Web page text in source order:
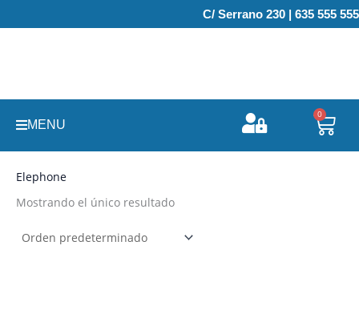
al
C/ Serrano 230 | 635 555 555
MENU
0
Elephone
Mostrando el único resultado